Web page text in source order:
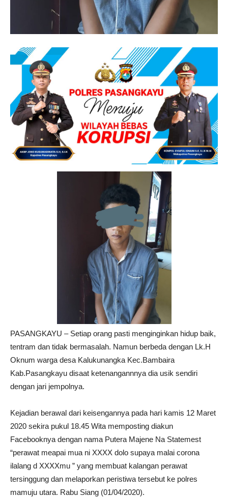
PASANGKAYU – Setiap orang pasti menginginkan hidup baik,
tentram dan tidak bermasalah. Namun berbeda dengan Lk.H
Oknum warga desa Kalukunangka Kec.Bambaira
Kab.Pasangkayu disaat ketenangannnya dia usik sendiri
dengan jari jempolnya.
Kejadian berawal dari keisengannya pada hari kamis 12 Maret
2020 sekira pukul 18.45 Wita memposting diakun
Facebooknya dengan nama Putera Majene Na Statemest
“perawat meapai mua ni XXXX dolo supaya malai corona
ilalang d XXXXmu ” yang membuat kalangan perawat
tersinggung dan melaporkan peristiwa tersebut ke polres
mamuju utara. Rabu Siang (01/04/2020).